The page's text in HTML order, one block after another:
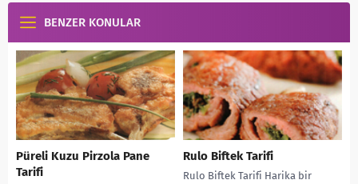
BENZER KONULAR
Püreli Kuzu Pirzola Pane
Tarifi
Rulo Biftek Tarifi
Rulo Biftek Tarifi Harika bir